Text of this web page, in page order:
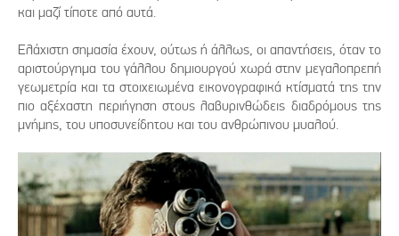
και μαζί τίποτε από αυτά.
Ελάχιστη σημασία έχουν, ούτως ή άλλως, οι απαντήσεις, όταν το
αριστούργημα του γάλλου δημιουργού χωρά στην μεγαλοπρεπή
γεωμετρία και τα στοιχειωμένα εικονογραφικά κτίσματά της την
πιο αξέχαστη περιήγηση στους λαβυρινθώδεις διαδρόμους της
μνήμης, του υποσυνείδητου και του ανθρώπινου μυαλού.